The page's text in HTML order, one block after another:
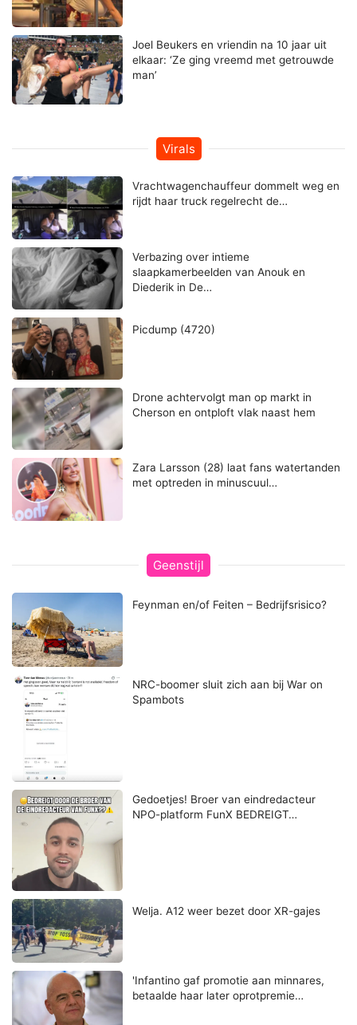
Joel Beukers en vriendin na 10 jaar uit
elkaar: ‘Ze ging vreemd met getrouwde
man’
Virals
Vrachtwagenchauffeur dommelt weg en
rijdt haar truck regelrecht de…
Verbazing over intieme
slaapkamerbeelden van Anouk en
Diederik in De…
Picdump (4720)
Drone achtervolgt man op markt in
Cherson en ontploft vlak naast hem
Zara Larsson (28) laat fans watertanden
met optreden in minuscuul…
Geenstijl
Feynman en/of Feiten – Bedrijfsrisico?
NRC-boomer sluit zich aan bij War on
Spambots
Gedoetjes! Broer van eindredacteur
NPO-platform FunX BEDREIGT…
Welja. A12 weer bezet door XR-gajes
'Infantino gaf promotie aan minnares,
betaalde haar later oprotpremie…